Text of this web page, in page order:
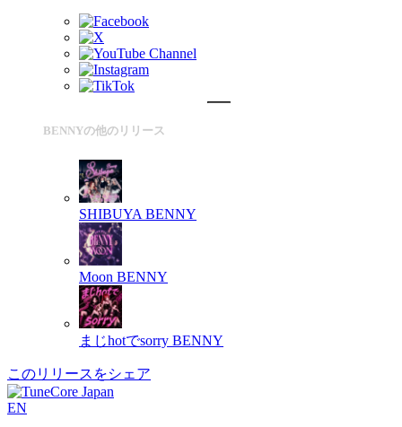
BENNYの他のリリース
SHIBUYA BENNY
Moon BENNY
まじhotでsorry BENNY
このリリースをシェア
EN